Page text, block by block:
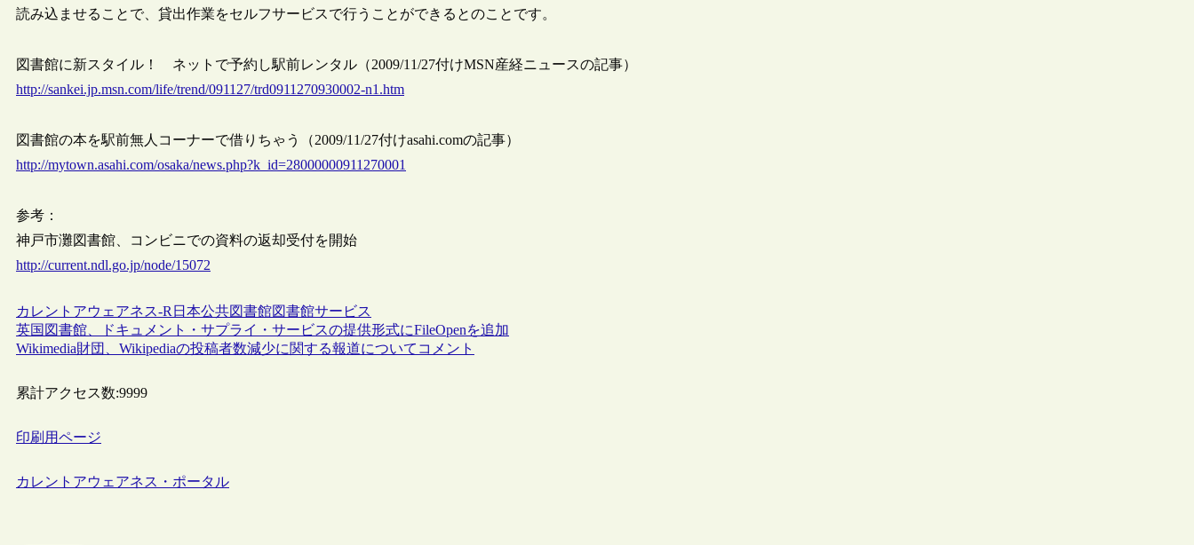
読み込ませることで、貸出作業をセルフサービスで行うことができるとのことです。
図書館に新スタイル！ ネットで予約し駅前レンタル（2009/11/27付けMSN産経ニュースの記事）
http://sankei.jp.msn.com/life/trend/091127/trd0911270930002-n1.htm
図書館の本を駅前無人コーナーで借りちゃう（2009/11/27付けasahi.comの記事）
http://mytown.asahi.com/osaka/news.php?k_id=28000000911270001
参考：
神戸市灘図書館、コンビニでの資料の返却受付を開始
http://current.ndl.go.jp/node/15072
カレントアウェアネス-R 日本公共図書館図書館サービス
英国図書館、ドキュメント・サプライ・サービスの提供形式にFileOpenを追加
Wikimedia財団、Wikipediaの投稿者数減少に関する報道についてコメント
累計アクセス数:9999
印刷用ページ
カレントアウェアネス・ポータル